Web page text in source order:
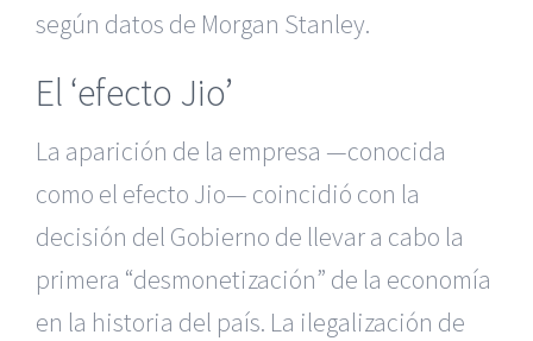
según datos de Morgan Stanley.
El ‘efecto Jio’
La aparición de la empresa —conocida
como el efecto Jio— coincidió con la
decisión del Gobierno de llevar a cabo la
primera “desmonetización” de la economía
en la historia del país. La ilegalización de